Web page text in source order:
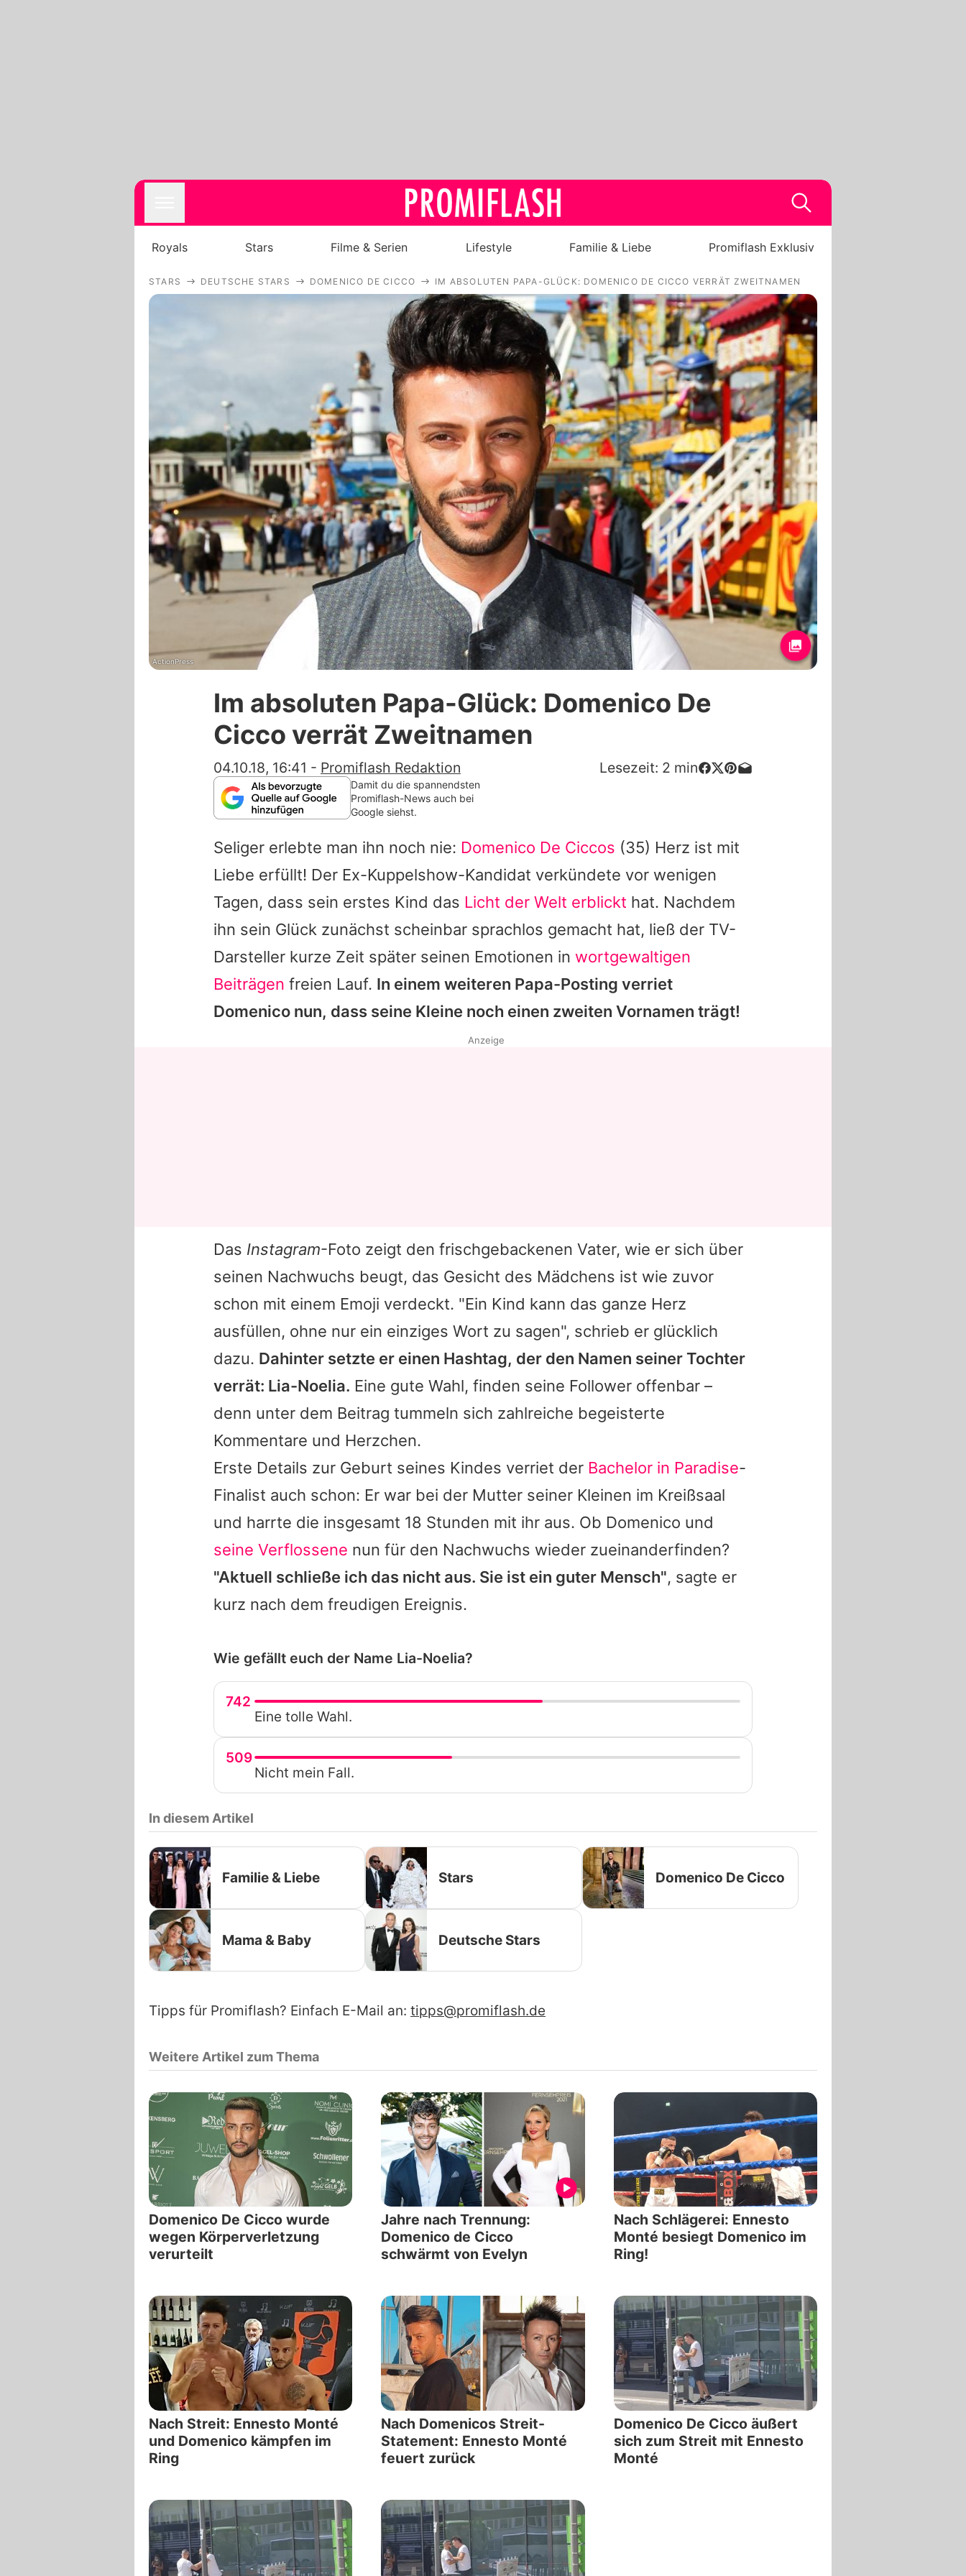
Royals
Stars
Filme & Serien
Lifestyle
Familie & Liebe
Promiflash Exklusiv
Alle Themen auf Promiflash
Jobs
App runterladen
Team
Redaktionelle Richtlinien
Impressum
Datenschutzerklärung
Nutzungsbedingungen
Utiq verwalten
Royals Stars Filme & Serien Lifestyle Familie & Liebe Promiflash Exklusiv
STARS DEUTSCHE STARS DOMENICO DE CICCO IM ABSOLUTEN PAPA-GLÜCK: DOMENICO DE CICCO VERRÄT ZWEITNAMEN
ActionPress
Im absoluten Papa-Glück: Domenico De
Cicco verrät Zweitnamen
04.10.18, 16:41 - Promiflash Redaktion Lesezeit: 2 min
Damit du die spannendsten
Promiflash-News auch bei
Google siehst.
Seliger erlebte man ihn noch nie: Domenico De Ciccos (35) Herz ist mit
Liebe erfüllt! Der Ex-Kuppelshow-Kandidat verkündete vor wenigen
Tagen, dass sein erstes Kind das Licht der Welt erblickt hat. Nachdem
ihn sein Glück zunächst scheinbar sprachlos gemacht hat, ließ der TV-
Darsteller kurze Zeit später seinen Emotionen in wortgewaltigen
Beiträgen freien Lauf. In einem weiteren Papa-Posting verriet
Domenico nun, dass seine Kleine noch einen zweiten Vornamen trägt!
Das Instagram-Foto zeigt den frischgebackenen Vater, wie er sich über
seinen Nachwuchs beugt, das Gesicht des Mädchens ist wie zuvor
schon mit einem Emoji verdeckt. "Ein Kind kann das ganze Herz
ausfüllen, ohne nur ein einziges Wort zu sagen", schrieb er glücklich
dazu. Dahinter setzte er einen Hashtag, der den Namen seiner Tochter
verrät: Lia-Noelia. Eine gute Wahl, finden seine Follower offenbar –
denn unter dem Beitrag tummeln sich zahlreiche begeisterte
Kommentare und Herzchen.
Erste Details zur Geburt seines Kindes verriet der Bachelor in Paradise-
Finalist auch schon: Er war bei der Mutter seiner Kleinen im Kreißsaal
und harrte die insgesamt 18 Stunden mit ihr aus. Ob Domenico und
seine Verflossene nun für den Nachwuchs wieder zueinanderfinden?
"Aktuell schließe ich das nicht aus. Sie ist ein guter Mensch", sagte er
kurz nach dem freudigen Ereignis.
Anzeige
Wie gefällt euch der Name Lia-Noelia?
742
Eine tolle Wahl.
509
Nicht mein Fall.
In diesem Artikel
Familie & Liebe Stars Domenico De Cicco
Mama & Baby Deutsche Stars
Tipps für Promiflash? Einfach E-Mail an: tipps@promiflash.de
Weitere Artikel zum Thema
Domenico De Cicco wurde
wegen Körperverletzung
verurteilt
Jahre nach Trennung:
Domenico de Cicco
schwärmt von Evelyn
Nach Schlägerei: Ennesto
Monté besiegt Domenico im
Ring!
Nach Streit: Ennesto Monté
und Domenico kämpfen im
Ring
Nach Domenicos Streit-
Statement: Ennesto Monté
feuert zurück
Domenico De Cicco äußert
sich zum Streit mit Ennesto
Monté